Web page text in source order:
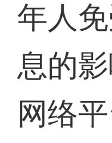
年人
息的
网络